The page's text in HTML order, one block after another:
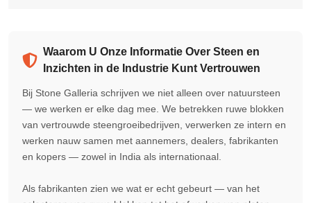
Waarom U Onze Informatie Over Steen en
Inzichten in de Industrie Kunt Vertrouwen
Bij Stone Galleria schrijven we niet alleen over natuursteen
— we werken er elke dag mee. We betrekken ruwe blokken
van vertrouwde steengroeibedrijven, verwerken ze intern en
werken nauw samen met aannemers, dealers, fabrikanten
en kopers — zowel in India als internationaal.
Als fabrikanten zien we wat er echt gebeurt — van het